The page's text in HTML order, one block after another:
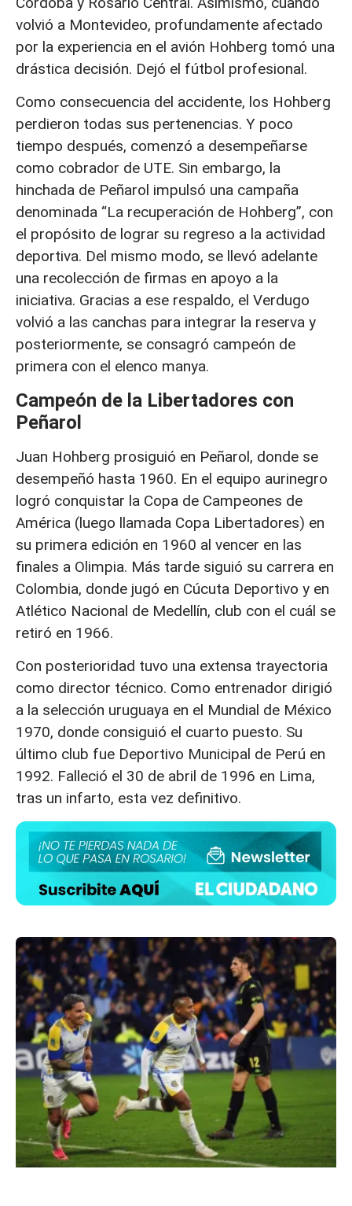
volvió a Montevideo, profundamente afectado
por la experiencia en el avión Hohberg tomó una
drástica decisión. Dejó el fútbol profesional.
Como consecuencia del accidente, los Hohberg
perdieron todas sus pertenencias. Y poco
tiempo después, comenzó a desempeñarse
como cobrador de UTE. Sin embargo, la
hinchada de Peñarol impulsó una campaña
denominada “La recuperación de Hohberg”, con
el propósito de lograr su regreso a la actividad
deportiva. Del mismo modo, se llevó adelante
una recolección de firmas en apoyo a la
iniciativa. Gracias a ese respaldo, el Verdugo
volvió a las canchas para integrar la reserva y
posteriormente, se consagró campeón de
primera con el elenco manya.
Campeón de la Libertadores con
Peñarol
Juan Hohberg prosiguió en Peñarol, donde se
desempeñó hasta 1960. En el equipo aurinegro
logró conquistar la Copa de Campeones de
América (luego llamada Copa Libertadores) en
su primera edición en 1960 al vencer en las
finales a Olimpia. Más tarde siguió su carrera en
Colombia, donde jugó en Cúcuta Deportivo y en
Atlético Nacional de Medellín, club con el cuál se
retiró en 1966.
Con posterioridad tuvo una extensa trayectoria
como director técnico. Como entrenador dirigió
a la selección uruguaya en el Mundial de México
1970, donde consiguió el cuarto puesto. Su
último club fue Deportivo Municipal de Perú en
1992. Falleció el 30 de abril de 1996 en Lima,
tras un infarto, esta vez definitivo.